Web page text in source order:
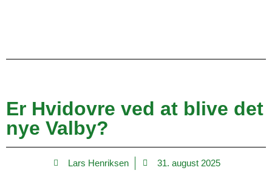
Er Hvidovre ved at blive det
nye Valby?
Lars Henriksen 31. august 2025